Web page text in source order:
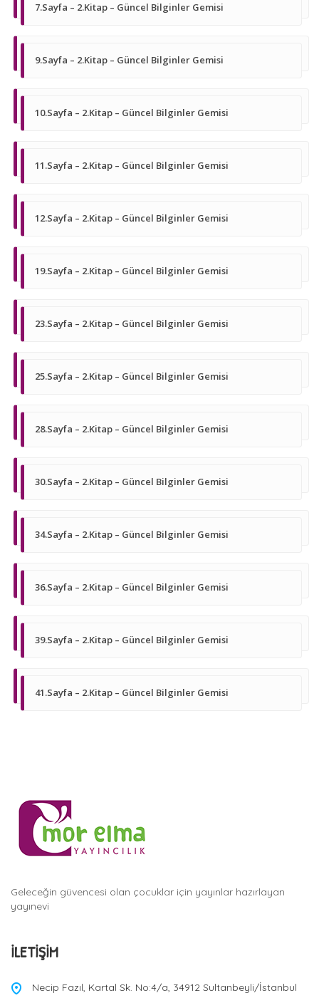
7.Sayfa – 2.Kitap – Güncel Bilginler Gemisi
9.Sayfa – 2.Kitap – Güncel Bilginler Gemisi
10.Sayfa – 2.Kitap – Güncel Bilginler Gemisi
11.Sayfa – 2.Kitap – Güncel Bilginler Gemisi
12.Sayfa – 2.Kitap – Güncel Bilginler Gemisi
19.Sayfa – 2.Kitap – Güncel Bilginler Gemisi
23.Sayfa – 2.Kitap – Güncel Bilginler Gemisi
25.Sayfa – 2.Kitap – Güncel Bilginler Gemisi
28.Sayfa – 2.Kitap – Güncel Bilginler Gemisi
30.Sayfa – 2.Kitap – Güncel Bilginler Gemisi
34.Sayfa – 2.Kitap – Güncel Bilginler Gemisi
36.Sayfa – 2.Kitap – Güncel Bilginler Gemisi
39.Sayfa – 2.Kitap – Güncel Bilginler Gemisi
41.Sayfa – 2.Kitap – Güncel Bilginler Gemisi
Geleceğin güvencesi olan çocuklar için yayınlar hazırlayan
yayınevi
İLETIŞIM
Necip Fazıl, Kartal Sk. No:4/a, 34912 Sultanbeyli/İstanbul